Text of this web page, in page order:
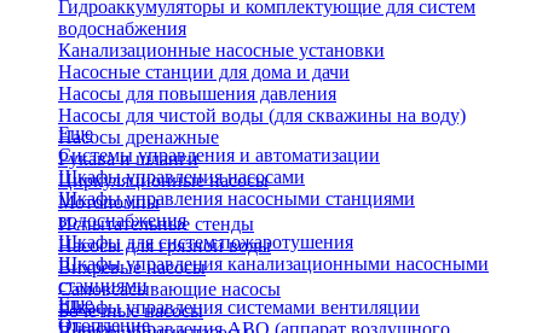
Гидроаккумуляторы и комплектующие для систем
водоснабжения
Канализационные насосные установки
Насосные станции для дома и дачи
Насосы для повышения давления
Насосы для чистой воды (для скважины на воду)
Насосы дренажные
Рукава и шланги
Циркуляционные насосы
Мотопомпы
Испытательные стенды
Насосы для грязной воды
Вихревые насосы
Самовсасывающие насосы
Бочечные насосы
Еще
Системы управления и автоматизации
Шкафы управления насосами
Шкафы управления насосными станциями
водоснабжения
Шкафы для систем пожаротушения
Шкафы управления канализационными насосными
станциями
Шкафы управления системами вентиляции
Шкафы управления АВО (аппарат воздушного
Еще
Отопление